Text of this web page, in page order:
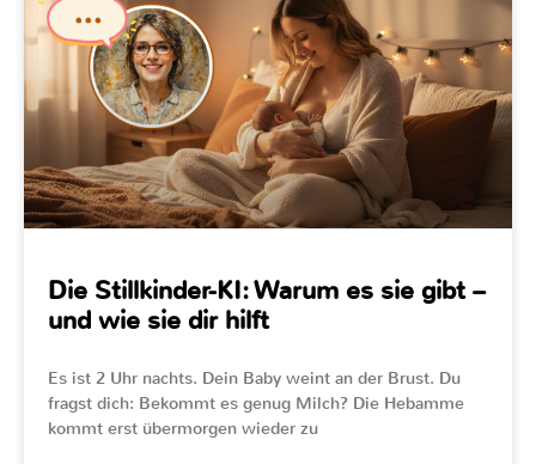
Die Stillkinder-KI: Warum es sie gibt –
und wie sie dir hilft
Es ist 2 Uhr nachts. Dein Baby weint an der Brust. Du
fragst dich: Bekommt es genug Milch? Die Hebamme
kommt erst übermorgen wieder zu